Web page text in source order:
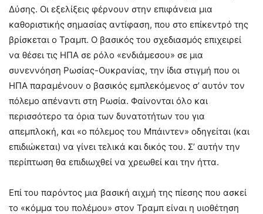
Δύσης. Οι εξελίξεις φέρνουν στην επιφάνεια μια
καθοριστικής σημασίας αντίφαση, που στο επίκεντρό της
βρίσκεται ο Τραμπ. Ο βασικός του σχεδιασμός επιχειρεί
να θέσει τις ΗΠΑ σε ρόλο «ενδιάμεσου» σε μια
συνεννόηση Ρωσίας-Ουκρανίας, την ίδια στιγμή που οι
ΗΠΑ παραμένουν ο βασικός εμπλεκόμενος σ’ αυτόν τον
πόλεμο απέναντι στη Ρωσία. Φαίνονται όλο και
περισσότερο τα όρια των δυνατοτήτων του για
απεμπλοκή, και «ο πόλεμος του Μπάιντεν» οδηγείται (και
επιδιώκεται) να γίνει τελικά και δικός του. Σ’ αυτήν την
περίπτωση θα επιδιωχθεί να χρεωθεί και την ήττα.
Επί του παρόντος μια βασική αιχμή της πίεσης που ασκεί
το «κόμμα του πολέμου» στον Τραμπ είναι η υιοθέτηση